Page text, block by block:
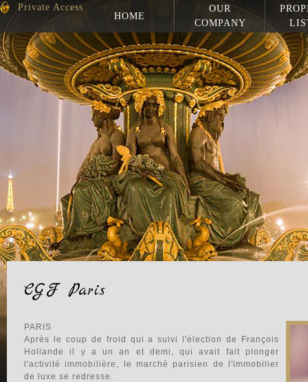
Private Access
HOME
OUR
COMPANY
CGF Paris
PARIS
Après le coup de froid qui a suivi l'élection de François
Hollande il y a un an et demi, qui avait fait plonger
l'activité immobilière, le marché parisien de l'immobilier
de luxe se redresse.